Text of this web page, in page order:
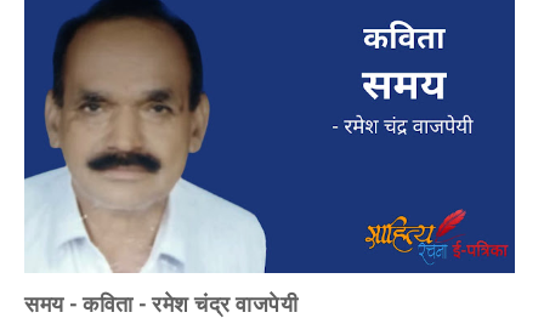
समय - कविता - रमेश चंद्र वाजपेयी